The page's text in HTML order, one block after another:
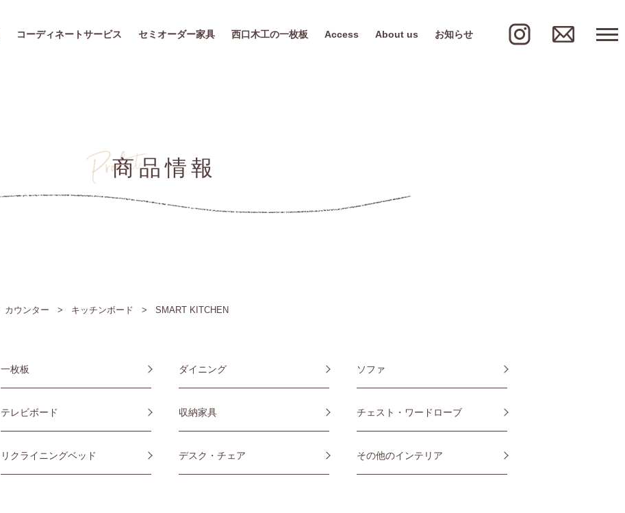
コーディネートサービス セミオーダー家具 西口木工の一枚板 Access About us お知らせ
商品情報
カウンター キッチンボード SMART KITCHEN
一枚板 ダイニング ソファ
テレビボード 収納家具 チェスト・ワードローブ
リクライニングベッド デスク・チェア その他のインテリア